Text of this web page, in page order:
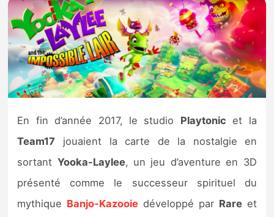
Chiffres de ventes
Rumeurs
Nintendo Direct
Tests et previews
Tests de jeux
Tests d’accessoires
Autres tests
En fin d’année 2017, le studio Playtonic et la
Team17 jouaient la carte de la nostalgie
en
sortant Yooka-Laylee, un jeu d’aventure en 3D
présenté comme le successeur spirituel du
mythique Banjo-Kazooie développé par Rareet